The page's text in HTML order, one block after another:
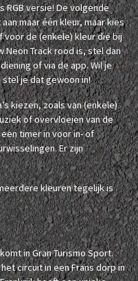
RGB versie! De volgende
maar één kleur, maar kies
voor de (enkele) kleur die bij
Neon Track rood is, stel dan
of via de app. Wil je
stel je dat gewoon in!
kiezen, zoals van (enkele)
of overvloeien van de
timer in voor in- of
Er zijn
kleuren tegelijk is
in Gran Turismo Sport.
circuit in een Frans dorp in